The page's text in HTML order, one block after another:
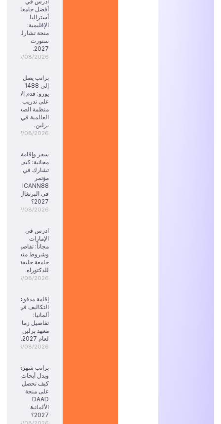
أفضل جامعات
أستراليا
الإقليمية:
منحة تشارلز
ستورت
2027.
08/08/2026
براتب يصل
إلى 1488
يورو: قدم الآن
على تدريب
منظمة الصحة
العالمية في
برلين.
07/08/2026
سفر وإقامة
مجانية: كيف
تشارك في
مؤتمر
ICANN88
في البرتغال
2027؟
07/08/2026
ادرس في
الإمارات
مجاناً: تفاصيل
وشروط منحة
جامعة خليفة
للدكتوراه.
06/08/2026
إقامة مدفوعة
التكاليف في
ألمانيا:
تفاصيل زمالة
معهد برلين
لعام 2027.
06/08/2026
براتب شهري
وبدل أبحاث:
كيف تحصل
على منحة
DAAD
الألمانية
2027؟